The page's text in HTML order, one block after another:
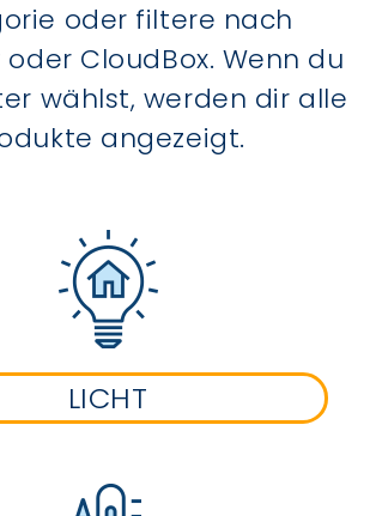
oder filtere nach
CloudBox. Wenn du
wählst, werden dir alle
angezeigt.
LICHT